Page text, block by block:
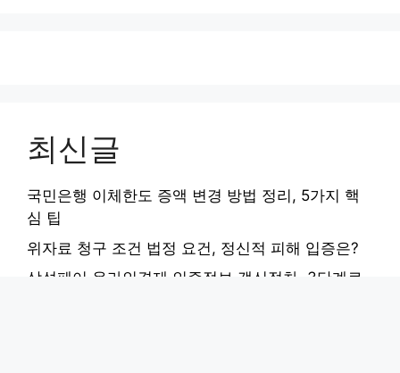
최신글
국민은행 이체한도 증액 변경 방법 정리, 5가지 핵
심 팁
위자료 청구 조건 법정 요건, 정신적 피해 입증은?
삼성페이 온라인결제 인증정보 갱신절차, 3단계로